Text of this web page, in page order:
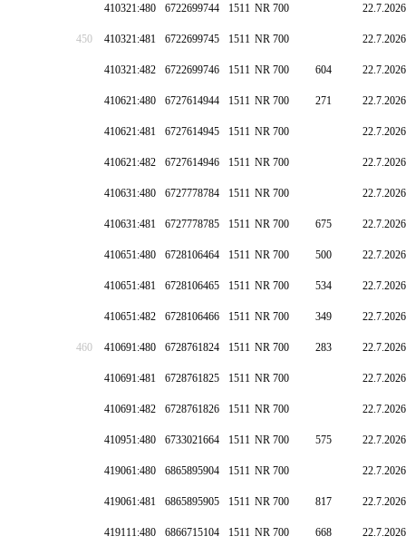
410321:480 6722699744 1511 NR 700 22.7.2026
450 410321:481 6722699745 1511 NR 700 22.7.2026
410321:482 6722699746 1511 NR 700 604 22.7.2026
410621:480 6727614944 1511 NR 700 271 22.7.2026
410621:481 6727614945 1511 NR 700 22.7.2026
410621:482 6727614946 1511 NR 700 22.7.2026
410631:480 6727778784 1511 NR 700 22.7.2026
410631:481 6727778785 1511 NR 700 675 22.7.2026
410651:480 6728106464 1511 NR 700 500 22.7.2026
410651:481 6728106465 1511 NR 700 534 22.7.2026
410651:482 6728106466 1511 NR 700 349 22.7.2026
460 410691:480 6728761824 1511 NR 700 283 22.7.2026
410691:481 6728761825 1511 NR 700 22.7.2026
410691:482 6728761826 1511 NR 700 22.7.2026
410951:480 6733021664 1511 NR 700 575 22.7.2026
419061:480 6865895904 1511 NR 700 22.7.2026
419061:481 6865895905 1511 NR 700 817 22.7.2026
419111:480 6866715104 1511 NR 700 668 22.7.2026